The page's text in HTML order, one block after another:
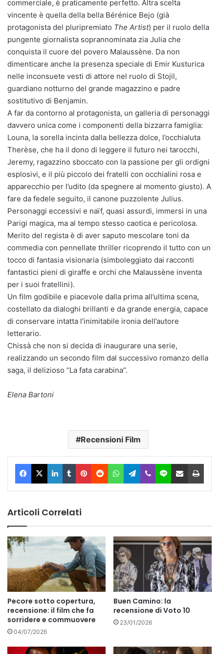
commerciale, è praticamente perfetto. Altra scelta
vincente è quella della bella Bérénice Bejo (già
protagonista del pluripremiato The Artist) per il ruolo della
pungente giornalista soprannominata zia Julia che
conquista il cuore del povero Malaussène. Da non
dimenticare anche la presenza speciale di Emir Kusturica
nelle inconsuete vesti di attore nel ruolo di Stojil,
guardiano notturno del grande magazzino e padre
sostitutivo di Benjamin.
A far da contorno al protagonista, un galleria di personaggi
davvero unica come i componenti della bizzarra famiglia:
Louna, la sorella incinta dalla bellezza dolce, l’occhialuta
Therèse, che ha il dono di leggere il futuro nei tarocchi,
Jeremy, ragazzino sboccato con la passione per gli ordigni
esplosivi, e il più piccolo dei fratelli con occhialini rosa e
apparecchio per l’udito (da spegnere al momento giusto). A
fare da fedele seguito, il canone puzzolente Julius.
Personaggi eccessivi e naïf, quasi assurdi, immersi in una
Parigi magica, ma al tempo stesso caotica e pericolosa.
Merito del regista è di aver saputo mescolare toni da
commedia con pennellate thriller ricoprendo il tutto con un
tocco di fantasia visionaria (simboleggiato dai racconti
fantastici pieni di giraffe e orchi che Malaussène inventa
per i suoi fratellini).
Un film godibile e piacevole dalla prima all’ultima scena,
costellato da dialoghi brillanti e da grande energia, capace
di conservare intatta l’inimitabile ironia dell’autore
letterario.
Chissà che non si decida di inaugurare una serie,
realizzando un secondo film dal successivo romanzo della
saga, il delizioso “La fata carabina”.
Elena Bartoni
Recensioni Film
Facebook
X LinkedIn
TumblrPinterest
RedditWhatsAppTelegram
ViberLine Condividi via Email
Articoli Correlati
Pecore sotto copertura,
recensione: il film che fa
sorridere e commuovere
04/07/2026
Buen Camino: la
recensione di Voto 10
23/01/2026